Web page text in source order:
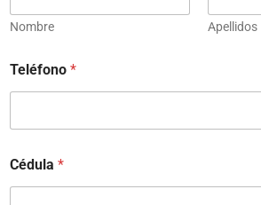
Nombre Apellidos
Teléfono *
Cédula *